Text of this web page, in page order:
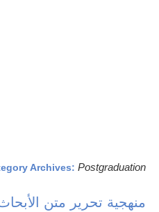
Archives:Postgraduation
منهجية تحرير متن